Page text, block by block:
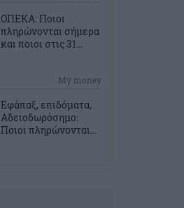
ΟΠΕΚΑ: Ποιοι
πληρώνονται σήμερα
και ποιοι στις 31...
My money
Εφάπαξ, επιδόματα,
Αδειοδωρόσημο:
Ποιοι πληρώνονται...